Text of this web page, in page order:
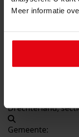
Meer informatie
Perceel:
Drechterland,
Gemeente: